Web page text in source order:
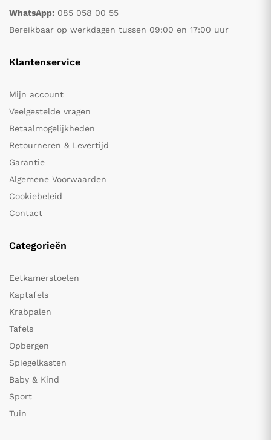
WhatsApp: 085 058 00 55
Bereikbaar op werkdagen tussen 09:00 en 17:00 uur
Klantenservice
Mijn account
Veelgestelde vragen
Betaalmogelijkheden
Retourneren & Levertijd
Garantie
Algemene Voorwaarden
Cookiebeleid
Contact
Categorieën
Eetkamerstoelen
Kaptafels
Krabpalen
Tafels
Opbergen
Spiegelkasten
Baby & Kind
Sport
Tuin